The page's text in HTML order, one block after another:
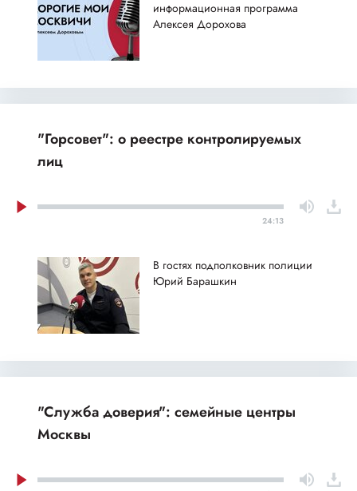
информационная программа
Алексея Дорохова
"Горсовет": о реестре контролируемых
лиц
24:13
В гостях подполковник полиции
Юрий Барашкин
"Служба доверия": семейные центры
Москвы